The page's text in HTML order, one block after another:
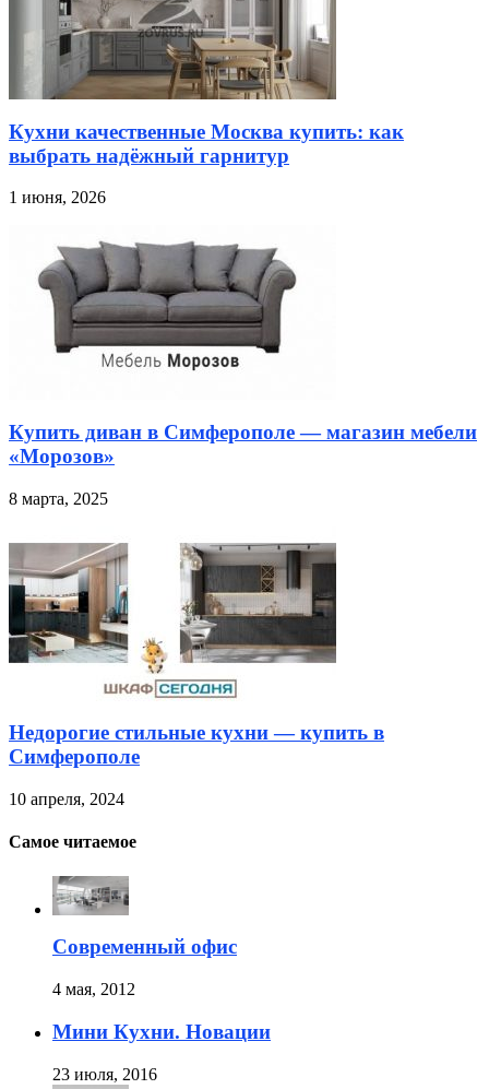
Кухни качественные Москва купить: как
выбрать надёжный гарнитур
1 июня, 2026
Купить диван в Симферополе — магазин мебели
«Морозов»
8 марта, 2025
Недорогие стильные кухни — купить в
Симферополе
10 апреля, 2024
Самое читаемое
Современный офис
4 мая, 2012
Мини Кухни. Новации
23 июля, 2016